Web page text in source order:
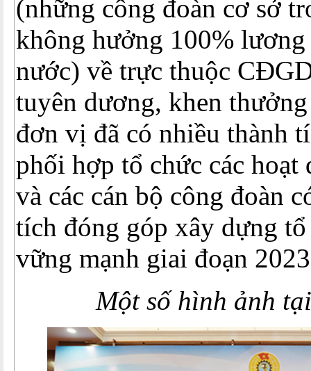
(những công đoàn cơ sở
không hưởng 100% lương
nước) về trực thuộc
tuyên dương, khen
đơn vị đã có nhiều thành
phối hợp tổ chức các hoạt
và các cán bộ công đoàn
tích đóng góp xây dựng
vững mạnh giai đoạn
Một số hình ảnh